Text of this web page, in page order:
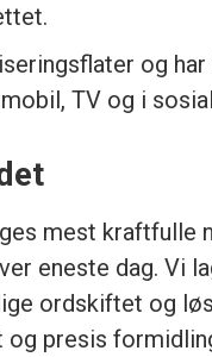
og
TV og i
mest
eneste dag. Vi
ordskiftet og
presis